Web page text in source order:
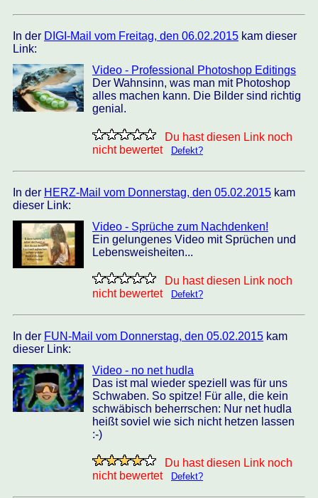
In der DIGI-Mail vom Freitag, den 06.02.2015 kam dieser
Link:
Video - Professional Photoshop Editings
Der Wahnsinn, was man mit Photoshop
alles machen kann. Die Bilder sind richtig
genial.
Du hast diesen Link noch
nicht bewertet
Defekt?
In der HERZ-Mail vom Donnerstag, den 05.02.2015 kam
dieser Link:
Video - Sprüche zum Nachdenken!
Ein gelungenes Video mit Sprüchen und
Lebensweisheiten...
Du hast diesen Link noch
nicht bewertet
Defekt?
In der FUN-Mail vom Donnerstag, den 05.02.2015 kam
dieser Link:
Video - no net hudla
Das ist mal wieder speziell was für uns
Schwaben. So spitze! Für alle, die kein
schwäbisch beherrschen: Nur net hudla
heißt soviel wie sich nicht hetzen lassen
:-)
Du hast diesen Link noch
nicht bewertet
Defekt?